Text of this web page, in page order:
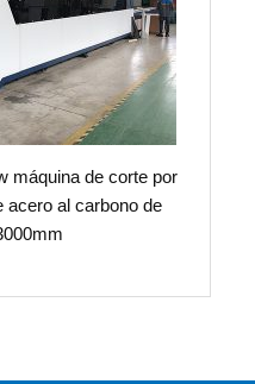
máquina de corte por
acero al carbono de